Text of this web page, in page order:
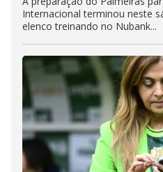
Internacional terminou neste
elenco treinando no Nubank...